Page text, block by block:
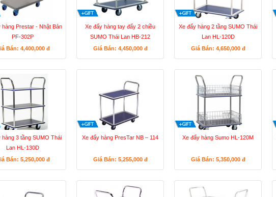
hàng Prestar - Nhật Bản
PF-302P
Bán: 4,400,000 đ
Xe đẩy hàng tay đẩy 2 chiều
SUMO Thái Lan HB-212
Giá Bán: 4,450,000 đ
Xe đẩy hàng 2 tầng SUMO Thái
Lan HL-120D
Giá Bán: 4,650,000 đ
hàng 3 tầng SUMO Thái
Lan HL-130D
Bán: 5,250,000 đ
Xe đẩy hàng PresTar NB – 114
Giá Bán: 5,255,000 đ
Xe đẩy hàng Sumo HL-120M
Giá Bán: 5,350,000 đ